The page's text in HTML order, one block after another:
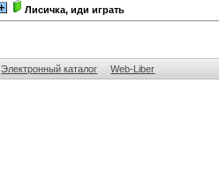
Лисичка, иди играть
Электронный каталог Web-Liber